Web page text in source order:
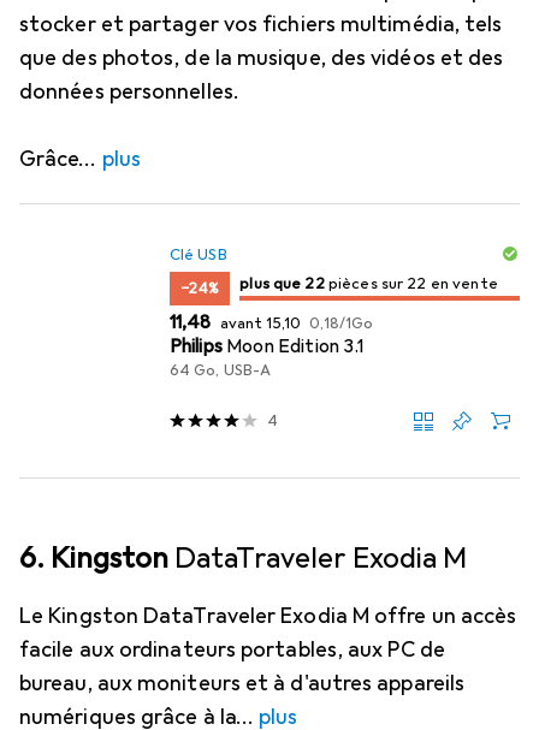
stocker et partager vos fichiers multimédia, tels
que des photos, de la musique, des vidéos et des
données personnelles.
Grâce plus
Clé USB
−24%
22/ 22
22/ 22 en vente
plus que 22 pièces sur 22 en vente
EUR
11,48 avantEUR
15,10 EUR
0,18/1Go
Philips Moon Edition 3.1
64 Go, USB-A
4
6. Kingston DataTraveler Exodia M
Le Kingston DataTraveler Exodia M offre un accès
facile aux ordinateurs portables, aux PC de
bureau, aux moniteurs et à d'autres appareils
numériques grâce à la
plus